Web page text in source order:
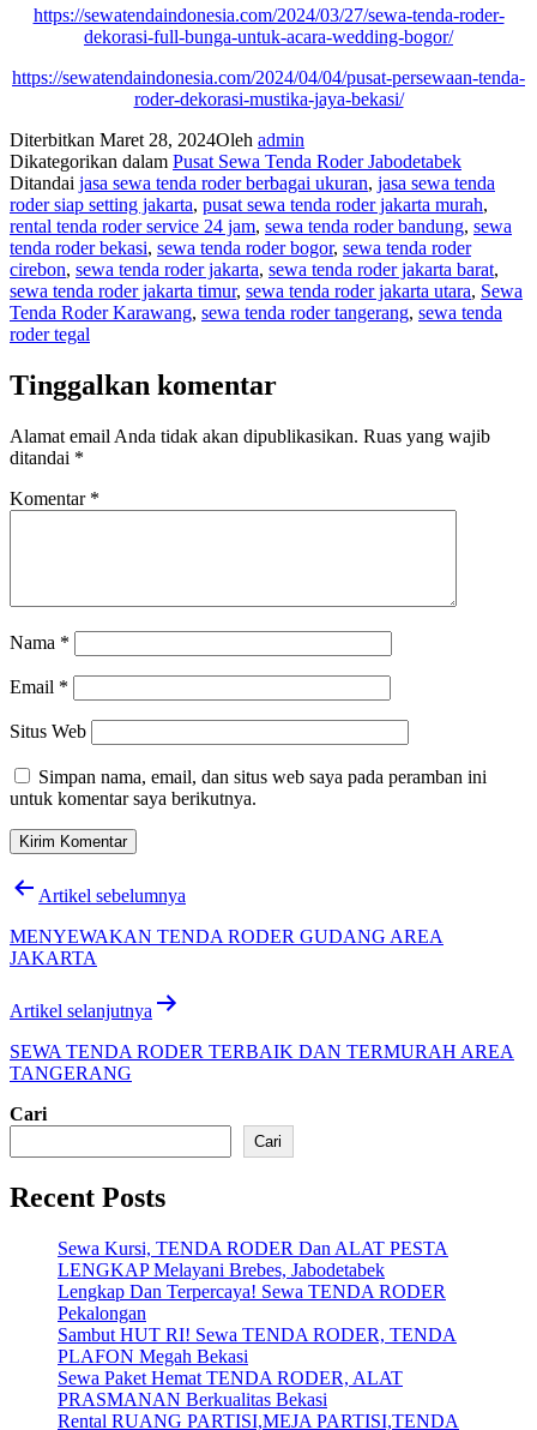
https://sewatendaindonesia.com/2024/03/27/sewa-tenda-roder-
dekorasi-full-bunga-untuk-acara-wedding-bogor/
https://sewatendaindonesia.com/2024/04/04/pusat-persewaan-tenda-
roder-dekorasi-mustika-jaya-bekasi/
Diterbitkan Maret 28, 2024Oleh admin
Dikategorikan dalam Pusat Sewa Tenda Roder Jabodetabek
Ditandai jasa sewa tenda roder berbagai ukuran, jasa sewa tenda
roder siap setting jakarta, pusat sewa tenda roder jakarta murah,
rental tenda roder service 24 jam, sewa tenda roder bandung, sewa
tenda roder bekasi, sewa tenda roder bogor, sewa tenda roder
cirebon, sewa tenda roder jakarta, sewa tenda roder jakarta barat,
sewa tenda roder jakarta timur, sewa tenda roder jakarta utara, Sewa
Tenda Roder Karawang, sewa tenda roder tangerang, sewa tenda
roder tegal
Tinggalkan komentar
Alamat email Anda tidak akan dipublikasikan. Ruas yang wajib
ditandai *
Komentar *
Nama *
Email *
Situs Web
Simpan nama, email, dan situs web saya pada peramban ini
untuk komentar saya berikutnya.
Navigasi
Artikel sebelumnya
MENYEWAKAN TENDA RODER GUDANG AREA
JAKARTA
Artikel selanjutnya
SEWA TENDA RODER TERBAIK DAN TERMURAH AREA
TANGERANG
Cari
Cari
Recent Posts
Sewa Kursi, TENDA RODER Dan ALAT PESTA
LENGKAP Melayani Brebes, Jabodetabek
Lengkap Dan Terpercaya! Sewa TENDA RODER
Pekalongan
Sambut HUT RI! Sewa TENDA RODER, TENDA
PLAFON Megah Bekasi
Sewa Paket Hemat TENDA RODER, ALAT
PRASMANAN Berkualitas Bekasi
Rental RUANG PARTISI,MEJA PARTISI,TENDA